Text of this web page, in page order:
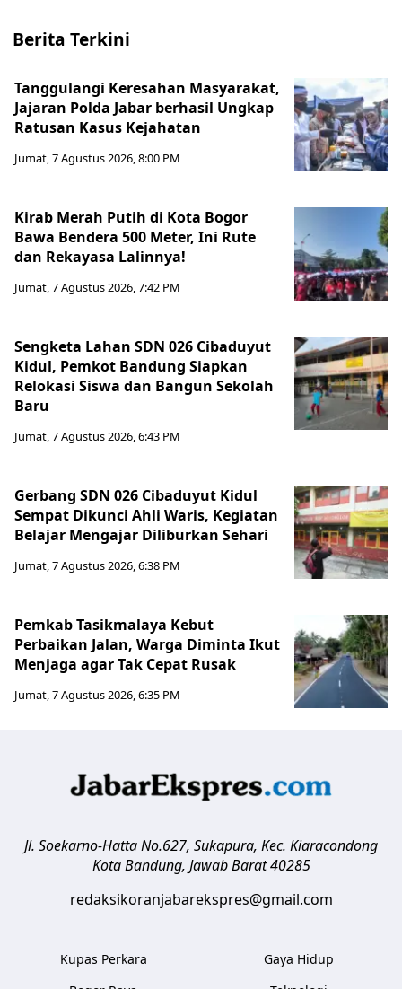
Berita Terkini
Tanggulangi Keresahan Masyarakat,
Jajaran Polda Jabar berhasil Ungkap
Ratusan Kasus Kejahatan
Jumat, 7 Agustus 2026, 8:00 PM
Kirab Merah Putih di Kota Bogor
Bawa Bendera 500 Meter, Ini Rute
dan Rekayasa Lalinnya!
Jumat, 7 Agustus 2026, 7:42 PM
Sengketa Lahan SDN 026 Cibaduyut
Kidul, Pemkot Bandung Siapkan
Relokasi Siswa dan Bangun Sekolah
Baru
Jumat, 7 Agustus 2026, 6:43 PM
Gerbang SDN 026 Cibaduyut Kidul
Sempat Dikunci Ahli Waris, Kegiatan
Belajar Mengajar Diliburkan Sehari
Jumat, 7 Agustus 2026, 6:38 PM
Pemkab Tasikmalaya Kebut
Perbaikan Jalan, Warga Diminta Ikut
Menjaga agar Tak Cepat Rusak
Jumat, 7 Agustus 2026, 6:35 PM
Jl. Soekarno-Hatta No.627, Sukapura, Kec. Kiaracondong
Kota Bandung, Jawab Barat 40285
redaksikoranjabarekspres@gmail.com
Kupas Perkara
Gaya Hidup